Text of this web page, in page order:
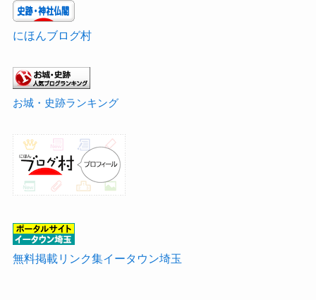
にほんブログ村
お城・史跡ランキング
無料掲載リンク集イータウン埼玉